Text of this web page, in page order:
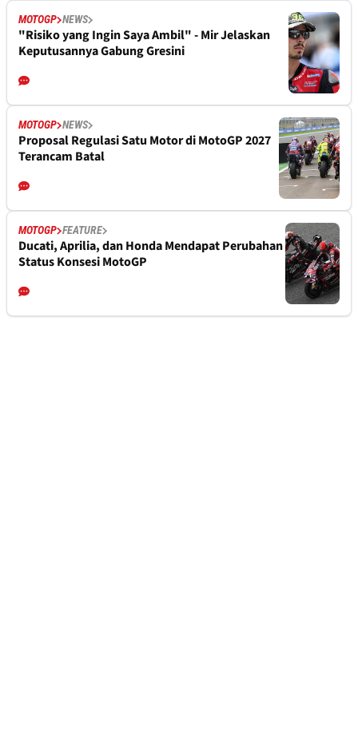
MOTOGP NEWS
"Risiko yang Ingin Saya Ambil" - Mir Jelaskan
Keputusannya Gabung Gresini
MOTOGP NEWS
Proposal Regulasi Satu Motor di MotoGP 2027
Terancam Batal
MOTOGP FEATURE
Ducati, Aprilia, dan Honda Mendapat Perubahan
Status Konsesi MotoGP